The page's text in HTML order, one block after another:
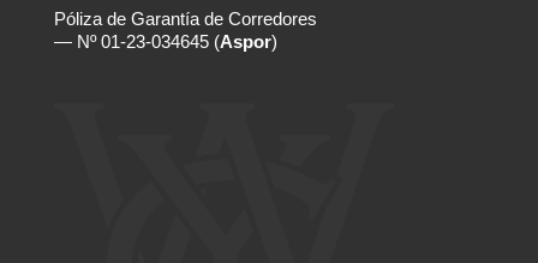
Póliza de Garantía de Corredores
— Nº 01-23-034645 (Aspor)